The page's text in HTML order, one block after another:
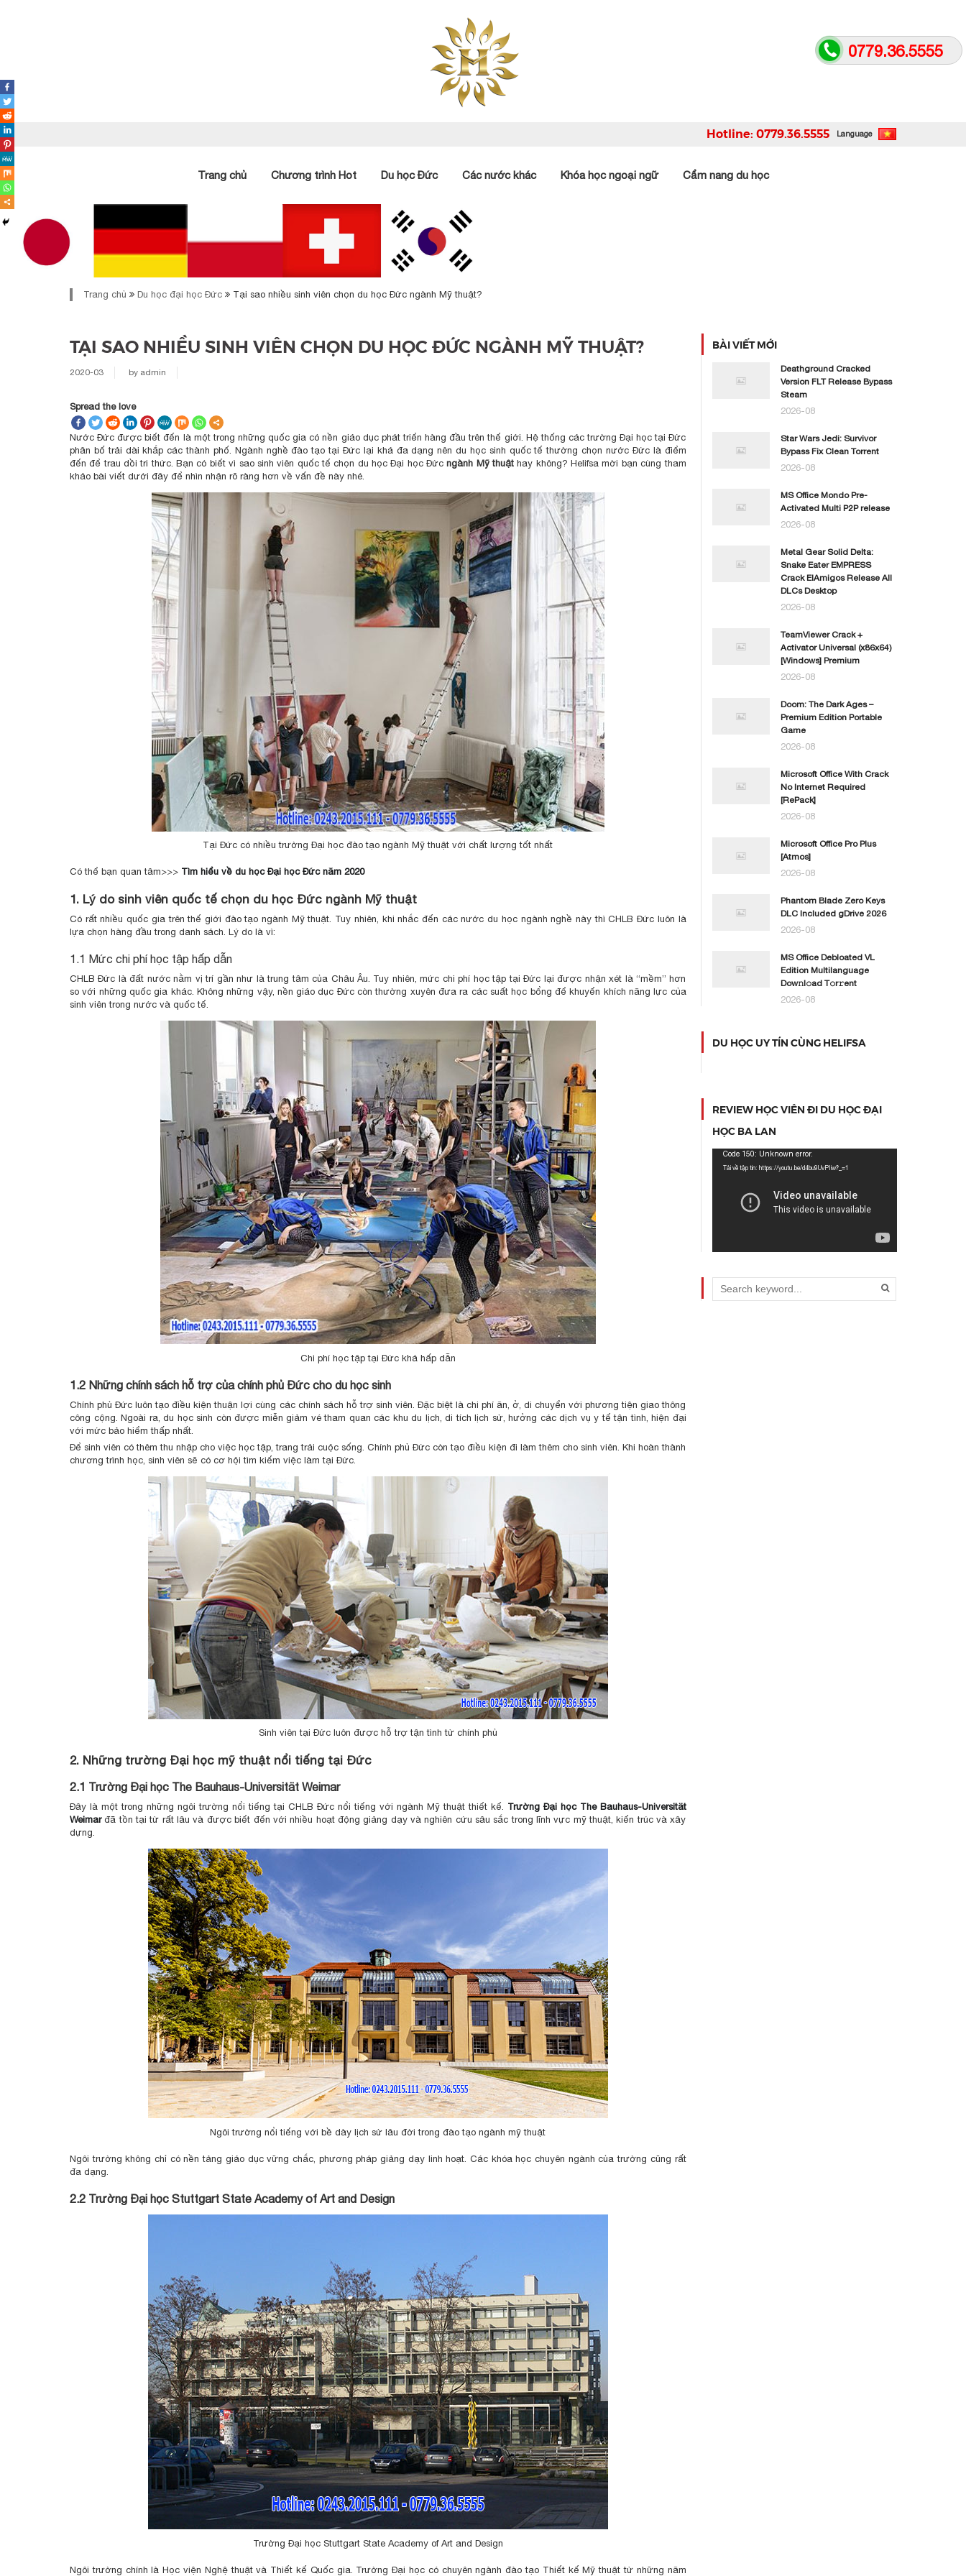
0779.36.5555
Hotline: 0779.36.5555 Language
Trang chủ Chương trình Hot Du học Đức Các nước khác Khóa học ngoại ngữ Cẩm nang du học
Trang chủ Du học đại học Đức Tại sao nhiều sinh viên chọn du học Đức ngành Mỹ thuật?
TẠI SAO NHIỀU SINH VIÊN CHỌN DU HỌC ĐỨC NGÀNH MỸ THUẬT?
2020-03 by admin
Spread the love
Nước Đức được biết đến là một trong những quốc gia có nền giáo dục phát triển hàng đầu trên thế giới. Hệ thống các trường Đại học tại Đức
phân bố trải dài khắp các thành phố. Ngành nghề đào tạo tại Đức lại khá đa dạng nên du học sinh quốc tế thường chọn nước Đức là điểm
đến để trau dồi tri thức. Bạn có biết vì sao sinh viên quốc tế chọn du học Đại học Đức ngành Mỹ thuật hay không? Helifsa mời bạn cùng tham
khảo bài viết dưới đây để nhìn nhận rõ ràng hơn về vấn đề này nhé.
Tại Đức có nhiều trường Đại học đào tạo ngành Mỹ thuật với chất lượng tốt nhất
Có thể bạn quan tâm>>> Tìm hiểu về du học Đại học Đức năm 2020
1. Lý do sinh viên quốc tế chọn du học Đức ngành Mỹ thuật
Có rất nhiều quốc gia trên thế giới đào tạo ngành Mỹ thuật. Tuy nhiên, khi nhắc đến các nước du học ngành nghề này thì CHLB Đức luôn là
lựa chọn hàng đầu trong danh sách. Lý do là vì:
1.1 Mức chi phí học tập hấp dẫn
CHLB Đức là đất nước nằm vị trí gần như là trung tâm của Châu Âu. Tuy nhiên, mức chi phí học tập tại Đức lại được nhận xét là “mềm” hơn
so với những quốc gia khác. Không những vậy, nền giáo dục Đức còn thường xuyên đưa ra các suất học bổng để khuyến khích năng lực của
sinh viên trong nước và quốc tế.
Chi phí học tập tại Đức khá hấp dẫn
1.2 Những chính sách hỗ trợ của chính phủ Đức cho du học sinh
Chính phủ Đức luôn tạo điều kiện thuận lợi cùng các chính sách hỗ trợ sinh viên. Đặc biệt là chi phí ăn, ở, di chuyển với phương tiện giao thông
công cộng. Ngoài ra, du học sinh còn được miễn giảm vé tham quan các khu du lịch, di tích lịch sử, hưởng các dịch vụ y tế tận tình, hiện đại
với mức bảo hiểm thấp nhất.
Để sinh viên có thêm thu nhập cho việc học tập, trang trải cuộc sống. Chính phủ Đức còn tạo điều kiện đi làm thêm cho sinh viên. Khi hoàn thành
chương trình học, sinh viên sẽ có cơ hội tìm kiếm việc làm tại Đức.
Sinh viên tại Đức luôn được hỗ trợ tận tình từ chính phủ
2. Những trường Đại học mỹ thuật nổi tiếng tại Đức
2.1 Trường Đại học The Bauhaus-Universität Weimar
Đây là một trong những ngôi trường nổi tiếng tại CHLB Đức nổi tiếng với ngành Mỹ thuật thiết kế. Trường Đại học The Bauhaus-Universität
Weimarđã tồn tại từ rất lâu và được biết đến với nhiều hoạt động giảng dạy và nghiên cứu sâu sắc trong lĩnh vực mỹ thuật, kiến trúc và xây
dựng.
Ngôi trường nổi tiếng với bề dày lịch sử lâu đời trong đào tạo ngành mỹ thuật
Ngôi trường không chỉ có nền tảng giáo dục vững chắc, phương pháp giảng dạy linh hoạt. Các khóa học chuyên ngành của trường cũng rất
đa dạng.
2.2 Trường Đại học Stuttgart State Academy of Art and Design
Trường Đại học Stuttgart State Academy of Art and Design
Ngôi trường chính là Học viện Nghệ thuật và Thiết kế Quốc gia. Trường Đại học có chuyên ngành đào tạo Thiết kế Mỹ thuật từ những năm
BÀI VIẾT MỚI
Deathground Cracked
Version FLT Release Bypass
Steam
2026-08
Star Wars Jedi: Survivor
Bypass Fix Clean Torrent
2026-08
MS Office Mondo Pre-
Activated Multi P2P release
2026-08
Metal Gear Solid Delta:
Snake Eater EMPRESS
Crack ElAmigos Release All
DLCs Desktop
2026-08
TeamViewer Crack +
Activator Universal (x86x64)
[Windows] Premium
2026-08
Doom: The Dark Ages –
Premium Edition Portable
Game
2026-08
Microsoft Office With Crack
No Internet Required
[RePаck]
2026-08
Microsoft Office Pro Plus
[Atmos]
2026-08
Phantom Blade Zero Keys
DLC Included gDrive 2026
2026-08
MS Office Debloated VL
Edition Multilanguage
Dоw𝚗l𝚘ad T𝚘r𝚛ent
2026-08
DU HỌC UY TÍN CÙNG HELIFSA
REVIEW HỌC VIÊN ĐI DU HỌC ĐẠI
HỌC BA LAN
Trình
chơi
Code 150: Unknown error.
Tải về tập tin: https://youtu.be/d4bu9UvPIiw?_=1